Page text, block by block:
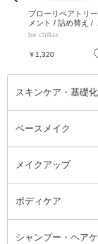
お気に入り
ブローリペアトリー
メント / 詰め替え /
0g
be chillax
￥1,320
スキンケア・基礎
スキンケア・基礎化
洗顔料
美容液
オールインワン化粧
ベースメイク
ベースメイク全て
BBクリーム
コンシーラー
メイクアップ
メイクアップ全て
まつげ美容液
ボディケア
ボディケア全て
シャンプー・ヘア